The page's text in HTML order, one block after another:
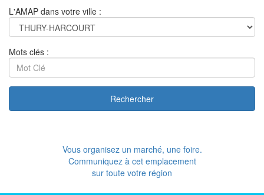
L'AMAP dans votre ville :
Mots clés :
Rechercher
Vous organisez un marché, une foire.
Communiquez à cet emplacement
sur toute votre région